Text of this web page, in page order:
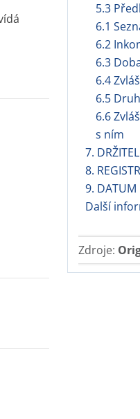
5.3
6.1
6.2
6.3
6.4
6.5
6.6
s ním
7.
8.
9. DATUM
Další
Zdroje: